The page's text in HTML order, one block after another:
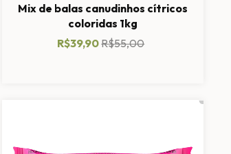
Mix de balas canudinhos cítricos
coloridas 1kg
R$39,90R$55,00